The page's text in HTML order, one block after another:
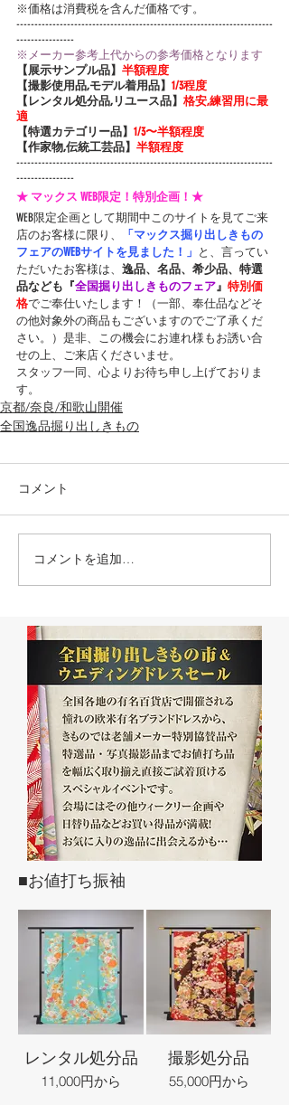
※価格は消費税を含んだ価格です。
-----------------------------------------------------------------------
----------------
※メーカー参考上代からの参考価格となります
【展示サンプル品】 半額程度
【撮影使用品,モデル着用品】 1/3程度
【レンタル処分品,リユース品】 格安,練習用に最
適
【特選カテゴリー品】 1/3〜半額程度
【作家物,伝統工芸品】 半額程度
-----------------------------------------------------------------------
----------------
★ マックス WEB限定！特別企画！★
WEB限定企画として期間中このサイトを見てご来
店のお客様に限り、
「マックス掘り出しきもの
フェアのWEBサイトを見ました！」 と、言ってい
ただいたお客様は、 逸品、名品、希少品、特選
品なども『全国掘り出しきものフェア 』 特別価
格でご奉仕いたします！（一部、奉仕品などそ
の他対象外の商品もございますのでご了承くだ
さい。）是非、この機会にお連れ様もお誘い合
せの上、ご来店くださいませ。
スタッフ一同、心よりお待ち申し上げておりま
す。
京都/奈良/和歌山開催
全国逸品掘り出しきもの
コメント
コメントを追加…
■お値打ち振袖
レンタル処分品
11,000円から
撮影処分品
55,000円から